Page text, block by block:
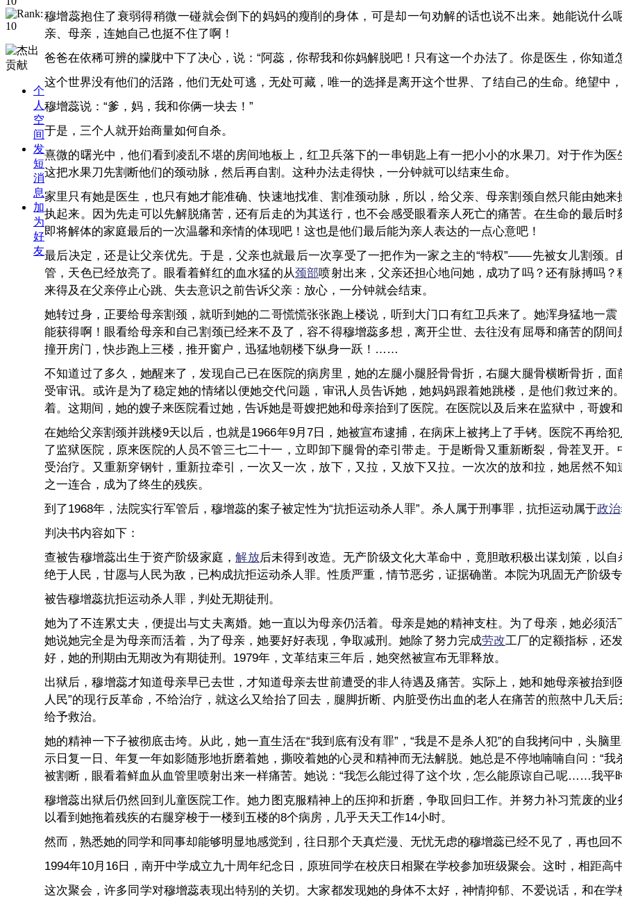
个
人
空
间
发
短
消
息
加
为
好
友
穆增蕊抱住了衰弱得稍微一碰就会倒下的妈妈的瘦削的身体，可是却一句劝解的话也说不出来。她能说什
亲、母亲，连她自己也挺不住了啊！
爸爸在依稀可辨的朦胧中下了决心，说：“阿蕊，你帮我和你妈解脱吧！只有这一个办法了。你是医生，你知道
这个世界没有他们的活路，他们无处可逃，无处可藏，唯一的选择是离开这个世界、了结自己的生命。绝望中
穆增蕊说：“爹，妈，我和你俩一块去！”
于是，三个人就开始商量如何自杀。
熹微的曙光中，他们看到凌乱不堪的房间地板上，红卫兵落下的一串钥匙上有一把小小的水果刀。对于作为
这把水果刀先割断他们的颈动脉，然后再自割。这种办法走得快，一分钟就可以结束生命。
家里只有她是医生，也只有她才能准确、快速地找准、割准颈动脉，所以，给父亲、母亲割颈自然只能由她
执起来。因为先走可以先解脱痛苦，还有后走的为其送行，也不会感受眼看亲人死亡的痛苦。在生命的最后
即将解体的家庭最后的一次温馨和亲情的体现吧！这也是他们最后能为亲人表达的一点心意吧！
最后决定，还是让父亲优先。于是，父亲也就最后一次享受了一把作为一家之主的“特权”——先被女儿割颈
管，天色已经放亮了。眼看着鲜红的血水猛的从颈部喷射出来，父亲还担心地问她，成功了吗？还有脉搏吗
来得及在父亲停止心跳、失去意识之前告诉父亲：放心，一分钟就会结束。
她转过身，正要给母亲割颈，就听到她的二哥慌慌张张跑上楼说，听到大门口有红卫兵来了。她浑身猛地一
能获得啊！眼看给母亲和自己割颈已经来不及了，容不得穆增蕊多想，离开尘世、去往没有屈辱和痛苦的阴
撞开房门，快步跑上三楼，推开窗户，迅猛地朝楼下纵身一跃！……
不知道过了多久，她醒来了，发现自己已在医院的病房里，她的左腿小腿胫骨骨折，右腿大腿骨横断骨折，
受审讯。或许是为了稳定她的情绪以便她交代问题，审讯人员告诉她，她妈妈跟着她跳楼，是他们救过来
着。这期间，她的嫂子来医院看过她，告诉她是哥嫂把她和母亲抬到了医院。在医院以及后来在监狱中，哥嫂
在她给父亲割颈并跳楼9天以后，也就是1966年9月7日，她被宣布逮捕，在病床上被拷上了手铐。医院不再给
了监狱医院，原来医院的人员不管三七二十一，立即卸下腿骨的牵引带走。于是断骨又重新断裂，骨茬叉开
受治疗。又重新穿钢针，重新拉牵引，一次又一次，放下，又拉，又放下又拉。一次次的放和拉，她居然不
之一连合，成为了终生的残疾。
到了1968年，法院实行军管后，穆增蕊的案子被定性为“抗拒运动杀人罪”。杀人属于刑事罪，抗拒运动属于政治
判决书内容如下：
查被告穆增蕊出生于资产阶级家庭，解放后未得到改造。无产阶级文化大革命中，竟胆敢积极出谋划策，以
绝于人民，甘愿与人民为敌，已构成抗拒运动杀人罪。性质严重，情节恶劣，证据确凿。本院为巩固无产阶级
被告穆增蕊抗拒运动杀人罪，判处无期徒刑。
她为了不连累丈夫，便提出与丈夫离婚。她一直以为母亲仍活着。母亲是她的精神支柱。为了母亲，她必须
她说她完全是为母亲而活着，为了母亲，她要好好表现，争取减刑。她除了努力完成劳改工厂的定额指标，还
好，她的刑期由无期改为有期徒刑。1979年，文革结束三年后，她突然被宣布无罪释放。
出狱后，穆增蕊才知道母亲早已去世，才知道母亲去世前遭受的非人待遇及痛苦。实际上，她和她母亲被抬
人民”的现行反革命，不给治疗，就这么又给抬了回去，腿脚折断、内脏受伤出血的老人在痛苦的煎熬中几天
给予救治。
她的精神一下子被彻底击垮。从此，她一直生活在“我到底有没有罪”，“我是不是杀人犯”的自我拷问中，头脑
示日复一日、年复一年如影随形地折磨着她，撕咬着她的心灵和精神而无法解脱。她总是不停地喃喃自问：“
被割断，眼看着鲜血从血管里喷射出来一样痛苦。她说：“我怎么能过得了这个坎，怎么能原谅自己呢……我平
穆增蕊出狱后仍然回到儿童医院工作。她力图克服精神上的压抑和折磨，争取回归工作。并努力补习荒废的
以看到她拖着残疾的右腿穿梭于一楼到五楼的8个病房，几乎天天工作14小时。
然而，熟悉她的同学和同事却能够明显地感觉到，往日那个天真烂漫、无忧无虑的穆增蕊已经不见了，再也回
1994年10月16日，南开中学成立九十周年纪念日，原班同学在校庆日相聚在学校参加班级聚会。这时，相距高
这次聚会，许多同学对穆增蕊表现出特别的关切。大家都发现她的身体不太好，神情抑郁、不爱说话，和在